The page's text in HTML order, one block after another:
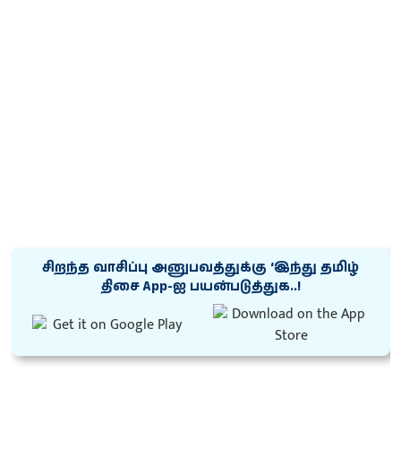
சிறந்த வாசிப்பு அனுபவத்துக்கு ‘இந்து தமிழ்
திசை App-ஐ பயன்படுத்துக..!